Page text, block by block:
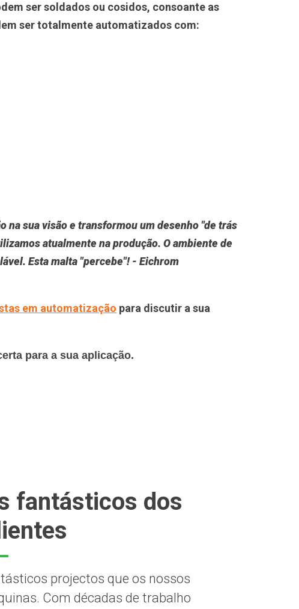
ser soldados ou cosidos, consoante as
ser totalmente automatizados com:
na sua visão e transformou um desenho "de trás
atualmente na produção. O ambiente de
Esta malta "percebe"! - Eichrom
em automatização para discutir a sua
para a sua aplicação.
fantásticos dos
projectos que os nossos
Com décadas de trabalho